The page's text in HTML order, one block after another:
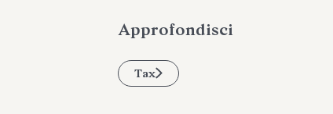
Approfondisci
Tax